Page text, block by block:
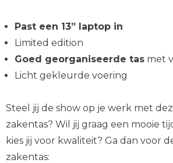
Past een 13” laptop in
Limited edition
Goed georganiseerde tas met
Licht gekleurde voering
Steel jij de show op je werk met
zakentas? Wil jij graag een mooie
kies jij voor kwaliteit? Ga dan voor
zakentas: